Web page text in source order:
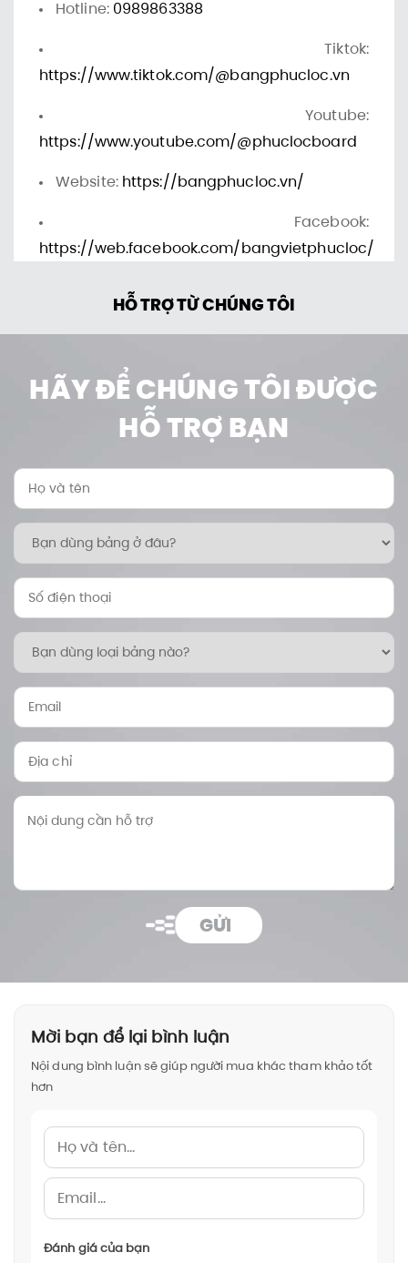
Hotline: 0989863388
Tiktok:
https://www.tiktok.com/@bangphucloc.vn
Youtube:
https://www.youtube.com/@phuclocboard
Website: https://bangphucloc.vn/
Facebook:
https://web.facebook.com/bangvietphucloc/
HỖ TRỢ TỪ CHÚNG TÔI
HÃY ĐỂ CHÚNG TÔI ĐƯỢC
HỖ TRỢ BẠN
GỬI
Mời bạn để lại bình luận
Nội dung bình luận sẽ giúp người mua khác tham khảo tốt
hơn
Đánh giá của bạn